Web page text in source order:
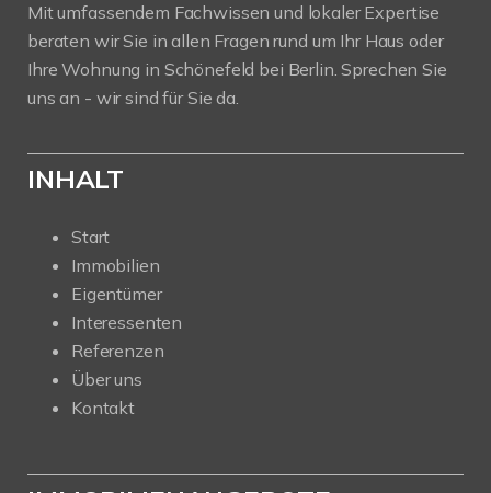
Mit umfassendem Fachwissen und lokaler Expertise
beraten wir Sie in allen Fragen rund um Ihr Haus oder
Ihre Wohnung in Schönefeld bei Berlin. Sprechen Sie
uns an - wir sind für Sie da.
INHALT
Start
Immobilien
Eigentümer
Interessenten
Referenzen
Über uns
Kontakt